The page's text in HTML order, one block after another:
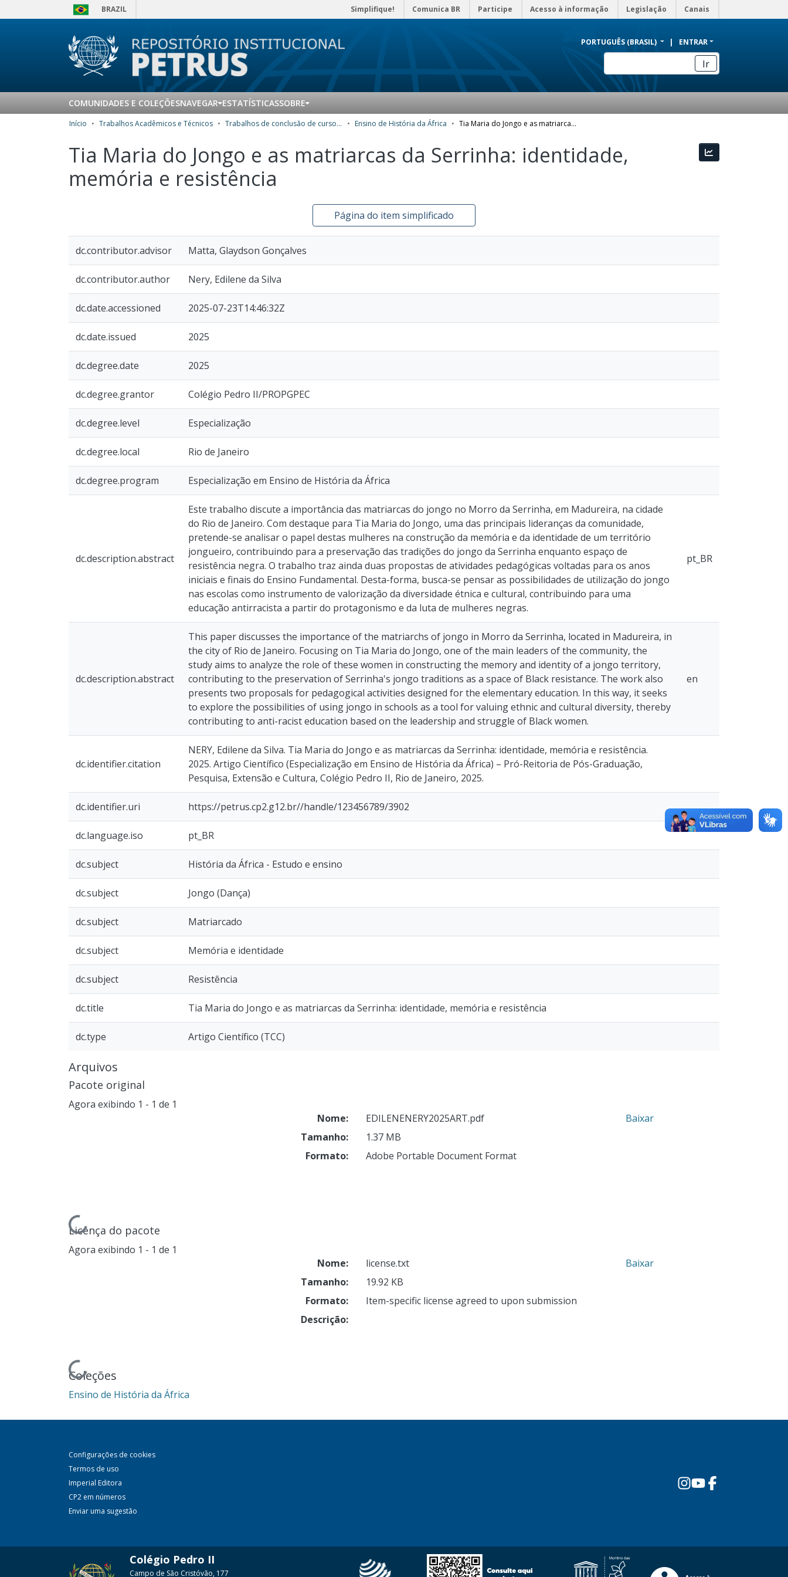
BRAZIL Simplifique! Comunica BR Participe Acesso à informação Legislação Canais
PORTUGUÊS (BRASIL) ENTRAR
Ir
COMUNIDADES E COLEÇÕESNAVEGAR ESTATÍSTICASSOBRE
Início Trabalhos Acadêmicos e Técnicos Trabalhos de conclusão de curso de Especialização Ensino de História da África Tia Maria do Jongo e as matriarcas da Serrinha: identidade, memória e resistência
Tia Maria do Jongo e as matriarcas da Serrinha: identidade,
memória e resistência
Página do item simplificado
dc.contributor.advisor Matta, Glaydson Gonçalves
dc.contributor.author Nery, Edilene da Silva
dc.date.accessioned 2025-07-23T14:46:32Z
dc.date.issued 2025
dc.degree.date 2025
dc.degree.grantor Colégio Pedro II/PROPGPEC
dc.degree.level Especialização
dc.degree.local Rio de Janeiro
dc.degree.program Especialização em Ensino de História da África
dc.description.abstract
Este trabalho discute a importância das matriarcas do jongo no Morro da Serrinha, em Madureira, na cidade
do Rio de Janeiro. Com destaque para Tia Maria do Jongo, uma das principais lideranças da comunidade,
pretende-se analisar o papel destas mulheres na construção da memória e da identidade de um território
jongueiro, contribuindo para a preservação das tradições do jongo da Serrinha enquanto espaço de
resistência negra. O trabalho traz ainda duas propostas de atividades pedagógicas voltadas para os anos
iniciais e finais do Ensino Fundamental. Desta-forma, busca-se pensar as possibilidades de utilização do jongo
nas escolas como instrumento de valorização da diversidade étnica e cultural, contribuindo para uma
educação antirracista a partir do protagonismo e da luta de mulheres negras.
pt_BR
dc.description.abstract
This paper discusses the importance of the matriarchs of jongo in Morro da Serrinha, located in Madureira, in
the city of Rio de Janeiro. Focusing on Tia Maria do Jongo, one of the main leaders of the community, the
study aims to analyze the role of these women in constructing the memory and identity of a jongo territory,
contributing to the preservation of Serrinha's jongo traditions as a space of Black resistance. The work also
presents two proposals for pedagogical activities designed for the elementary education. In this way, it seeks
to explore the possibilities of using jongo in schools as a tool for valuing ethnic and cultural diversity, thereby
contributing to anti-racist education based on the leadership and struggle of Black women.
en
dc.identifier.citation
NERY, Edilene da Silva. Tia Maria do Jongo e as matriarcas da Serrinha: identidade, memória e resistência.
2025. Artigo Científico (Especialização em Ensino de História da África) – Pró-Reitoria de Pós-Graduação,
Pesquisa, Extensão e Cultura, Colégio Pedro II, Rio de Janeiro, 2025.
dc.identifier.uri https://petrus.cp2.g12.br//handle/123456789/3902
dc.language.iso pt_BR
dc.subject História da África - Estudo e ensino
dc.subject Jongo (Dança)
dc.subject Matriarcado
dc.subject Memória e identidade
dc.subject Resistência
dc.title Tia Maria do Jongo e as matriarcas da Serrinha: identidade, memória e resistência
dc.type Artigo Científico (TCC)
Arquivos
Pacote original
Agora exibindo 1 - 1 de 1
Carregando...
Nome:
EDILENENERY2025ART.pdf
Tamanho:
1.37 MB
Formato:
Adobe Portable Document Format
Baixar
Licença do pacote
Agora exibindo 1 - 1 de 1
Carregando...
Nome:
license.txt
Tamanho:
19.92 KB
Formato:
Item-specific license agreed to upon submission
Descrição:
Baixar
Coleções
Ensino de História da África
Configurações de cookies
Termos de uso
Imperial Editora
CP2 em números
Enviar uma sugestão
Colégio Pedro II
Campo de São Cristóvão, 177